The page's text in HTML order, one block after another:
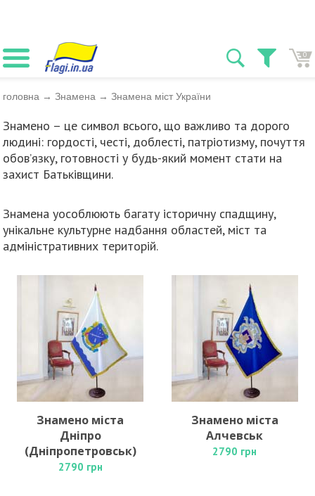
0
головна →Знамена →Знамена міст України
Знамено – це символ всього, що важливо та дорого
людині: гордості, честі, доблесті, патріотизму, почуття
обов’язку, готовності у будь-який момент стати на
захист Батьківщини.
Знамена уособлюють багату історичну спадщину,
унікальне культурне надбання областей, міст та
адміністративних територій.
Знамено міста
Дніпро
(Дніпропетровськ)
2790 грн
Знамено міста
Алчевськ
2790 грн